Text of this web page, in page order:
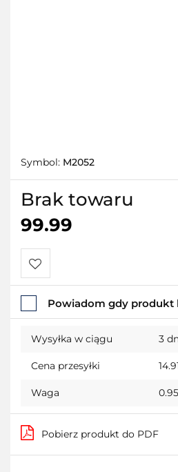
Symbol: M2052
Brak towaru
99.99
Do
przechowalni
Powiadom gdy produkt
Wysyłka w ciągu 3
Cena przesyłki
Waga
Pobierz produkt do PDF